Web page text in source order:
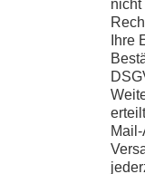
nicht
Ihre